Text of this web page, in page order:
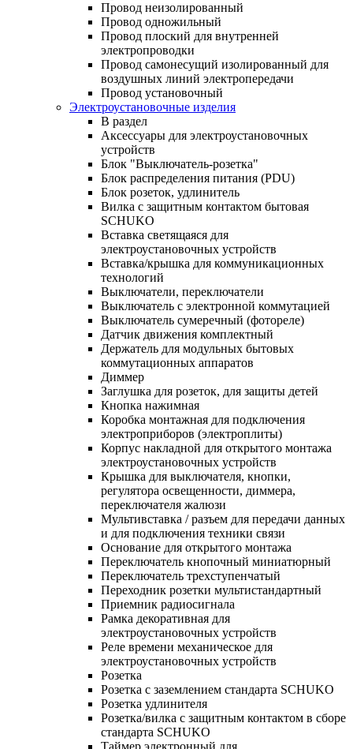
Провод неизолированный
Провод одножильный
Провод плоский для внутренней
электропроводки
Провод самонесущий изолированный для
воздушных линий электропередачи
Провод установочный
Электроустановочные изделия
В раздел
Аксессуары для электроустановочных
устройств
Блок "Выключатель-розетка"
Блок распределения питания (PDU)
Блок розеток, удлинитель
Вилка с защитным контактом бытовая
SCHUKO
Вставка светящаяся для
электроустановочных устройств
Вставка/крышка для коммуникационных
технологий
Выключатели, переключатели
Выключатель с электронной коммутацией
Выключатель сумеречный (фотореле)
Датчик движения комплектный
Держатель для модульных бытовых
коммутационных аппаратов
Диммер
Заглушка для розеток, для защиты детей
Кнопка нажимная
Коробка монтажная для подключения
электроприборов (электроплиты)
Корпус накладной для открытого монтажа
электроустановочных устройств
Крышка для выключателя, кнопки,
регулятора освещенности, диммера,
переключателя жалюзи
Мультивставка / разъем для передачи данных
и для подключения техники связи
Основание для открытого монтажа
Переключатель кнопочный миниатюрный
Переключатель трехступенчатый
Переходник розетки мультистандартный
Приемник радиосигнала
Рамка декоративная для
электроустановочных устройств
Реле времени механическое для
электроустановочных устройств
Розетка
Розетка с заземлением стандарта SCHUKO
Розетка удлинителя
Розетка/вилка с защитным контактом в сборе
стандарта SCHUKO
Таймер электронный для